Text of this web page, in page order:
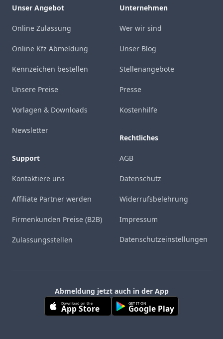
Unser Angebot
Online Zulassung
Online Kfz Abmeldung
Kennzeichen bestellen
Unsere Preise
Vorlagen & Downloads
Newsletter
Support
Kontaktiere uns
Affiliate Partner werden
Firmenkunden Preise (B2B)
Zulassungsstellen
Unternehmen
Wer wir sind
Unser Blog
Stellenangebote
Presse
Kostenhilfe
Rechtliches
AGB
Datenschutz
Widerrufsbelehrung
Impressum
Datenschutzeinstellungen
Abmeldung jetzt auch in der App
Download on the
App Store GET IT ON
Google Play